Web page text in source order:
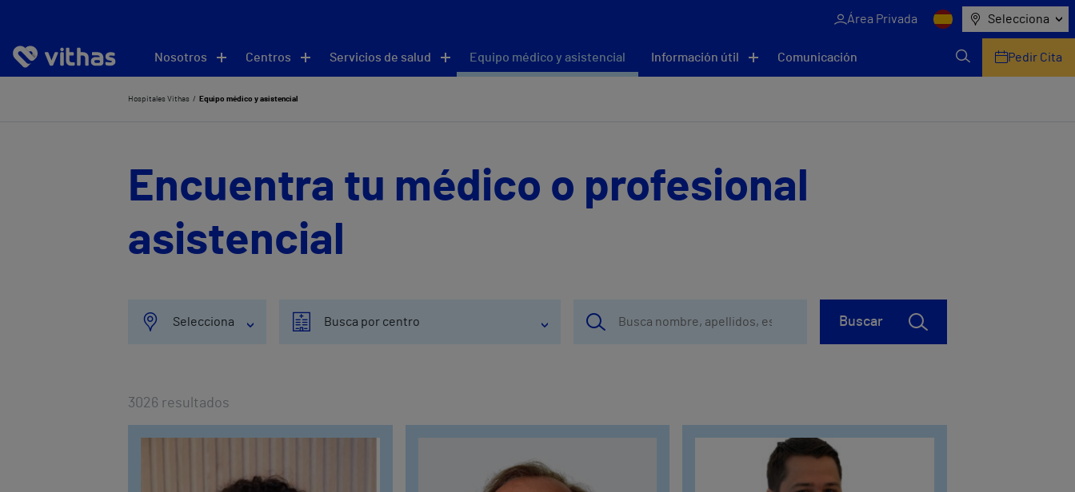
Área Privada Selecciona
Nosotros Centros Servicios de salud Equipo médico y asistencial Información útil Comunicación Pedir Cita
Hospitales Vithas Equipo médico y asistencial
Encuentra tu médico o profesional
asistencial
Selecciona Busca por centro Buscar
3026 resultados